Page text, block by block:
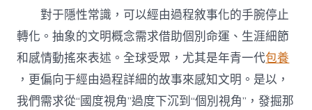
對于隱性常識，可以經由過程敘事化的手腕停止
轉化。抽象的文明概念需求借助個別命運、生涯細節
和感情動搖來表述。全球受眾，尤其是年青一代包養
，更偏向于經由過程詳細的故事來感知文明。是以，
我們需求從“國度視角”過度下沉到“個別視角”，發掘那